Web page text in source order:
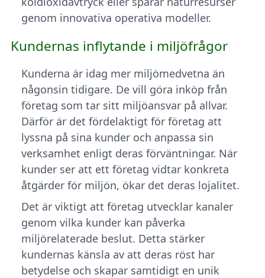
genom innovativa operativa modeller.
Kundernas inflytande i miljöfrågor
Kunderna är idag mer miljömedvetna än
någonsin tidigare. De vill göra inköp från
företag som tar sitt miljöansvar på allvar.
Därför är det fördelaktigt för företag att
lyssna på sina kunder och anpassa sin
verksamhet enligt deras förväntningar. När
kunder ser att ett företag vidtar konkreta
åtgärder för miljön, ökar det deras lojalitet.
Det är viktigt att företag utvecklar kanaler
genom vilka kunder kan påverka
miljörelaterade beslut. Detta stärker
kundernas känsla av att deras röst har
betydelse och skapar samtidigt en unik